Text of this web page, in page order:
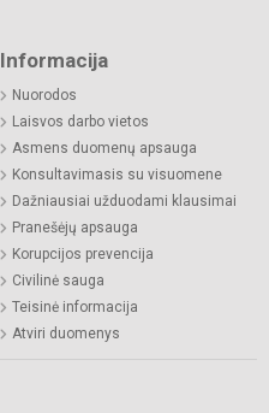
Informacija
Nuorodos
Laisvos darbo vietos
Asmens duomenų apsauga
Konsultavimasis su visuomene
Dažniausiai užduodami klausimai
Pranešėjų apsauga
Korupcijos prevencija
Civilinė sauga
Teisinė informacija
Atviri duomenys